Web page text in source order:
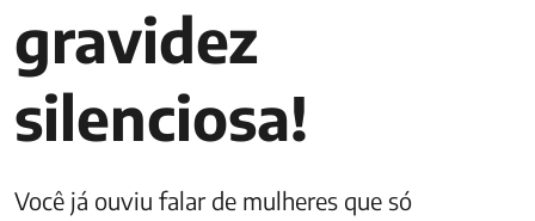
gravidez
silenciosa!
Você já ouviu falar de mulheres que só